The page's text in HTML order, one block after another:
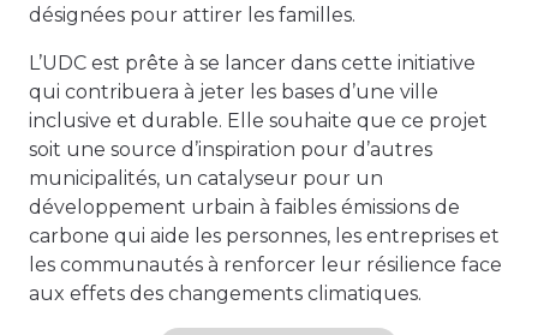
désignées pour attirer les familles.
L’UDC est prête à se lancer dans cette initiative
qui contribuera à jeter les bases d’une ville
inclusive et durable. Elle souhaite que ce projet
soit une source d’inspiration pour d’autres
municipalités, un catalyseur pour un
développement urbain à faibles émissions de
carbone qui aide les personnes, les entreprises et
les communautés à renforcer leur résilience face
aux effets des changements climatiques.